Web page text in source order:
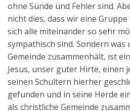
ohne Sünde und Fehler sind.
nicht dies, dass wir eine
sich alle miteinander so sehr
sympathisch sind. Sondern was
Gemeinde zusammenhält, ist
Jesus, unser guter Hirte, einen
seinen Schultern hierher
gefunden und in seine Herde
als christliche Gemeinde